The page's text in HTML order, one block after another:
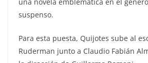
suspenso.
Para esta puesta, Quijotes sube al
Ruderman junto a Claudio Fabián